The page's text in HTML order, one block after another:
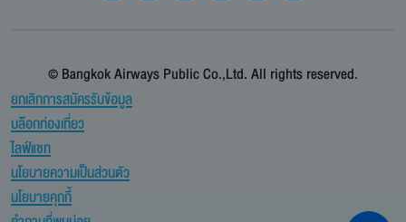
© Bangkok Airways Public Co.,Ltd. All rights reserved.
ยกเลิกการสมัครรับข้อมูล
บล๊อกท่องเที่ยว
ไลฟ์แชท
นโยบายความเป็นส่วนตัว
นโยบายคุกกี้